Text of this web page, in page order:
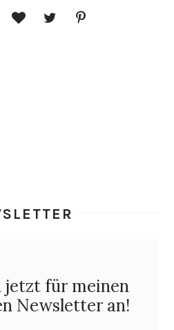
jetzt für meinen
Newsletter an!